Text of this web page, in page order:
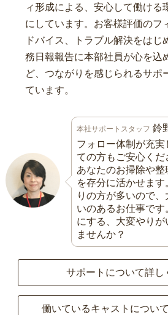
ィ形成による、安心して働ける
にしています。お客様評価のフ
ドバイス、トラブル解決をはじ
務日報報告に本部社員が心を込
ど、つながりを感じられるサポ
ています。
本社サポートスタッフ 鈴
フォロー体制が充
ての方もご安心くだ
あなたのお掃除や
を存分に活かせま
りの方が多いので
いのあるお仕事で
にする、大変やり
ませんか？
サポートについて詳し
働いているキャストについ